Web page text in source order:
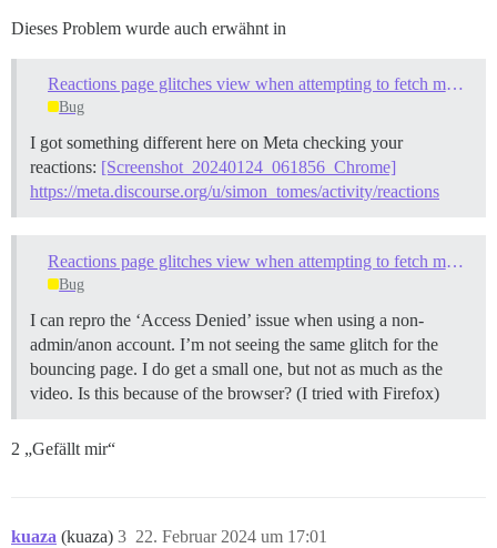
Dieses Problem wurde auch erwähnt in
Reactions page glitches view when attempting to fetch more posts where no more posts exist
Bug
I got something different here on Meta checking your
reactions: [Screenshot_20240124_061856_Chrome]
https://meta.discourse.org/u/simon_tomes/activity/reactions
Reactions page glitches view when attempting to fetch more posts where no more posts exist
Bug
I can repro the ‘Access Denied’ issue when using a non-
admin/anon account. I’m not seeing the same glitch for the
bouncing page. I do get a small one, but not as much as the
video. Is this because of the browser? (I tried with Firefox)
2 „Gefällt mir“
kuaza (kuaza) 22. Februar 2024 um 17:01
3